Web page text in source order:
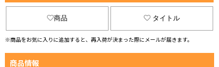
商品 タイトル
※商品をお気に入りに追加すると、再入荷が決まった際にメールが届きます。
商品情報